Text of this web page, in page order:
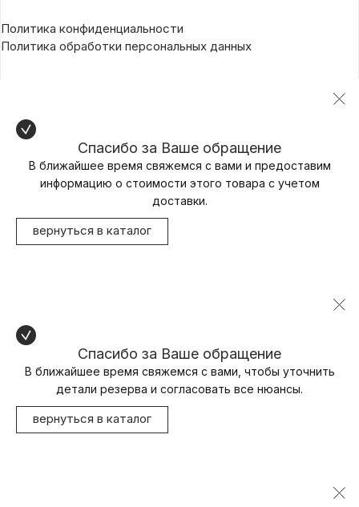
Политика конфиденциальности
Политика обработки персональных данных
Спасибо за Ваше обращение
В ближайшее время свяжемся с вами и предоставим
информацию о стоимости этого товара с учетом
доставки.
вернуться в каталог
Спасибо за Ваше обращение
В ближайшее время свяжемся с вами, чтобы уточнить
детали резерва и согласовать все нюансы.
вернуться в каталог